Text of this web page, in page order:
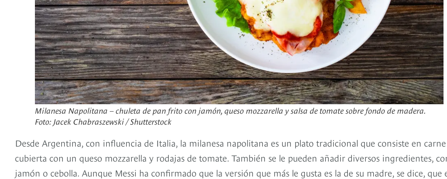
Milanesa Napolitana – chuleta de pan frito con jamón, queso mozzarella y salsa de tomate sobre fondo de madera.
Foto: Jacek Chabraszewski / Shutterstock
Desde Argentina, con influencia de Italia, la milanesa napolitana es un plato tradicional que consiste en carne
cubierta con un queso mozzarella y rodajas de tomate. También se le pueden añadir diversos ingredientes,
jamón o cebolla. Aunque Messi ha confirmado que la versión que más le gusta es la de su madre, se dice, que